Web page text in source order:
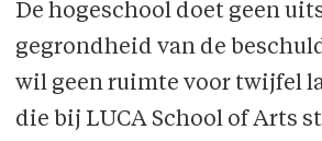
De hogeschool doet geen
gegrondheid van de
wil geen ruimte voor twijfel
die bij LUCA School of Arts